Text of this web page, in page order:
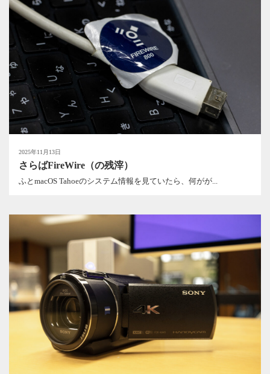
2025年11月13日
さらばFireWire（の残滓）
ふとmacOS Tahoeのシステム情報を見ていたら、何がが...